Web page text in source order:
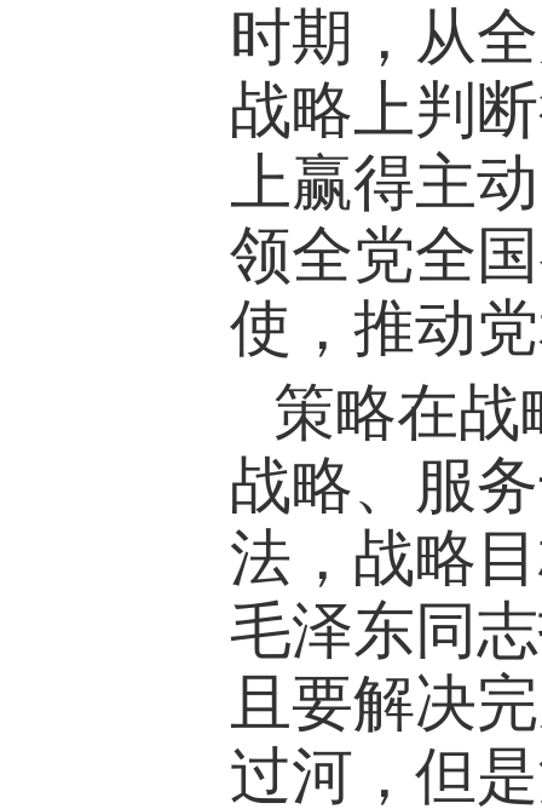
时期，从
战略上判
上赢得主
领全党全
使，推动
策略在战
战略、服
法，战略
毛泽东同
且要解决
过河，但